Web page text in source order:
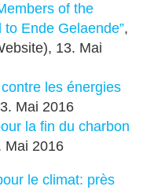
of the
Ende Gelaende”,
13. Mai
les énergies
Mai 2016
la fin du charbon
Mai 2016
le climat: près